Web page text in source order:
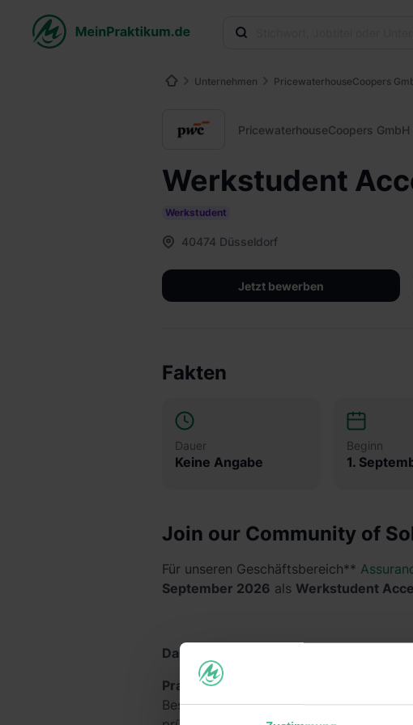
Unternehmen PricewaterhouseCoopers
PricewaterhouseCoopers GmbH
Werkstudent
Werkstudent
40474 Düsseldorf
Jetzt bewerben
Fakten
Dauer
Keine Angabe
Beginn
1.
Join our Community of
Für unseren Geschäftsbereich**
September 2026 als Werkstudent
Das erwartet dich
Praxiserfahrungen
Bestandteil unseres PwC Teams die